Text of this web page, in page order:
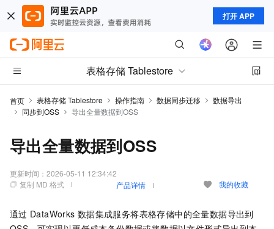
打开 APP
表格存储 Tablestore
首页 表格存储 Tablestore 操作指南 数据同步迁移
数据导出
同步到OSS
导出全量数据到OSS
导出全量数据到OSS
更新时间： 2026-05-11 12:34:42
复制 MD 格式
产品详情 我的收藏
通过 DataWorks 数据集成服务将表格存储中的全量数据导出到